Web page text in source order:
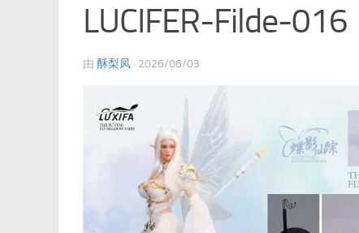
LUCIFER-Filde-016
由 酥梨凤 · 2026/06/03